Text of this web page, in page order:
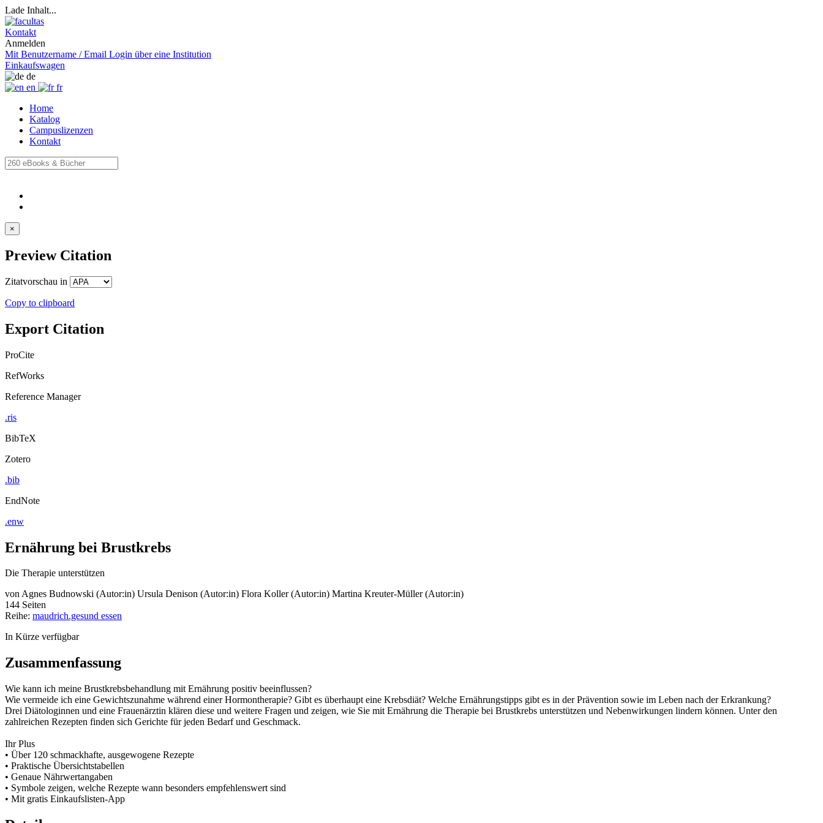
Lade Inhalt...
Kontakt
Anmelden
Mit Benutzername / Email Login über eine Institution
Einkaufswagen
de
en
fr
Home
Katalog
Campuslizenzen
Kontakt
×
Preview Citation
Zitatvorschau in
Copy to clipboard
Export Citation
ProCite
RefWorks
Reference Manager
.ris
BibTeX
Zotero
.bib
EndNote
.enw
Ernährung bei Brustkrebs
Die Therapie unterstützen
vonAgnes Budnowski (Autor:in) Ursula Denison (Autor:in) Flora Koller (Autor:in) Martina Kreuter-Müller (Autor:in)
144 Seiten
Reihe: maudrich.gesund essen
In Kürze verfügbar
Zusammenfassung
Wie kann ich meine Brustkrebsbehandlung mit Ernährung positiv beeinflussen?
Wie vermeide ich eine Gewichtszunahme während einer Hormontherapie? Gibt es überhaupt eine Krebsdiät? Welche Ernährungstipps gibt es in der Prävention sowie im Leben nach der Erkrankung?
Drei Diätologinnen und eine Frauenärztin klären diese und weitere Fragen und zeigen, wie Sie mit Ernährung die Therapie bei Brustkrebs unterstützen und Nebenwirkungen lindern können. Unter den
zahlreichen Rezepten finden sich Gerichte für jeden Bedarf und Geschmack.
Ihr Plus
• Über 120 schmackhafte, ausgewogene Rezepte
• Praktische Übersichtstabellen
• Genaue Nährwertangaben
• Symbole zeigen, welche Rezepte wann besonders empfehlenswert sind
• Mit gratis Einkaufslisten-App